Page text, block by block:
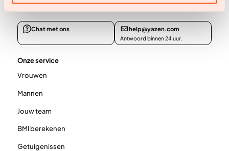
Heb je nog vragen?
Chat met ons help@yazen.com
Antwoord binnen 24 uur.
Onze service
Vrouwen
Mannen
Jouw team
BMI berekenen
Getuigenissen